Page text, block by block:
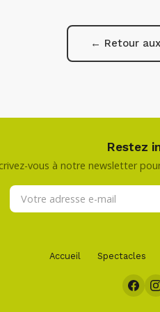
← Retour
Restez
vous à notre newsletter
Accueil Spectacles